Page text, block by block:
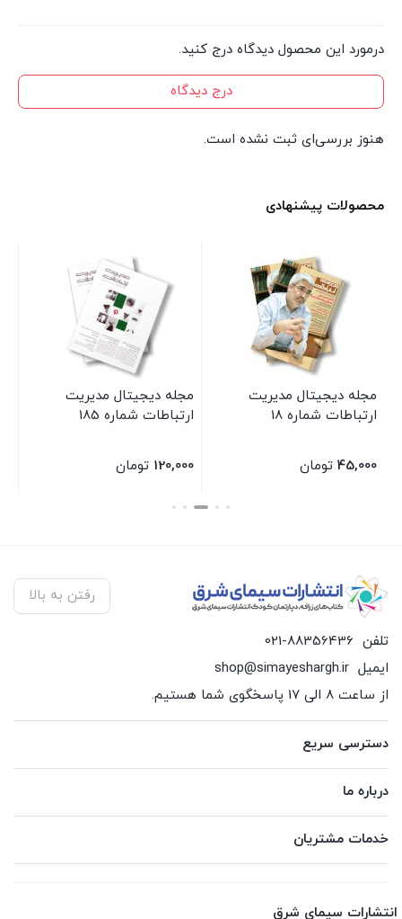
درمورد این محصول دیدگاه درج کنید.
درج دیدگاه
هنوز بررسی‌ای ثبت نشده است.
محصولات پیشنهادی
مجله دیجیتال مدیریت
ارتباطات شماره 18
45,000 تومان
مجله دیجیتال مدیریت
ارتباطات شماره 185
120,000 تومان
بستن
رفتن به بالا
تلفن 021-88356436
ایمیل shop@simayeshargh.ir
از ساعت 8 الی 17 پاسخگوی شما هستیم.
دسترسی سریع
درباره ما
خدمات مشتریان
انتشارات سیمای شرق